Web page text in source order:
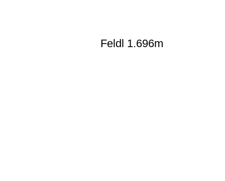
Feldl 1.696m